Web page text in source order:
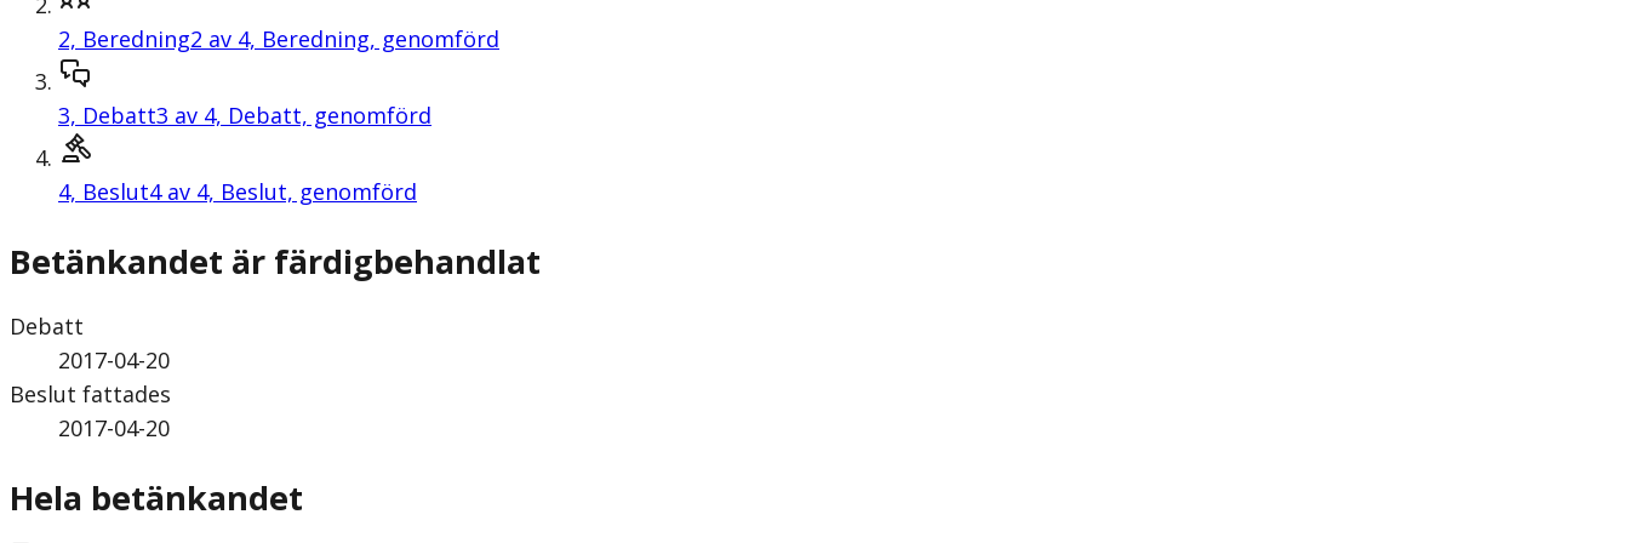
2, Beredning2 av 4, Beredning, genomförd
3, Debatt3 av 4, Debatt, genomförd
4, Beslut4 av 4, Beslut, genomförd
Betänkandet är färdigbehandlat
Debatt
2017-04-20
Beslut fattades
2017-04-20
Hela betänkandet